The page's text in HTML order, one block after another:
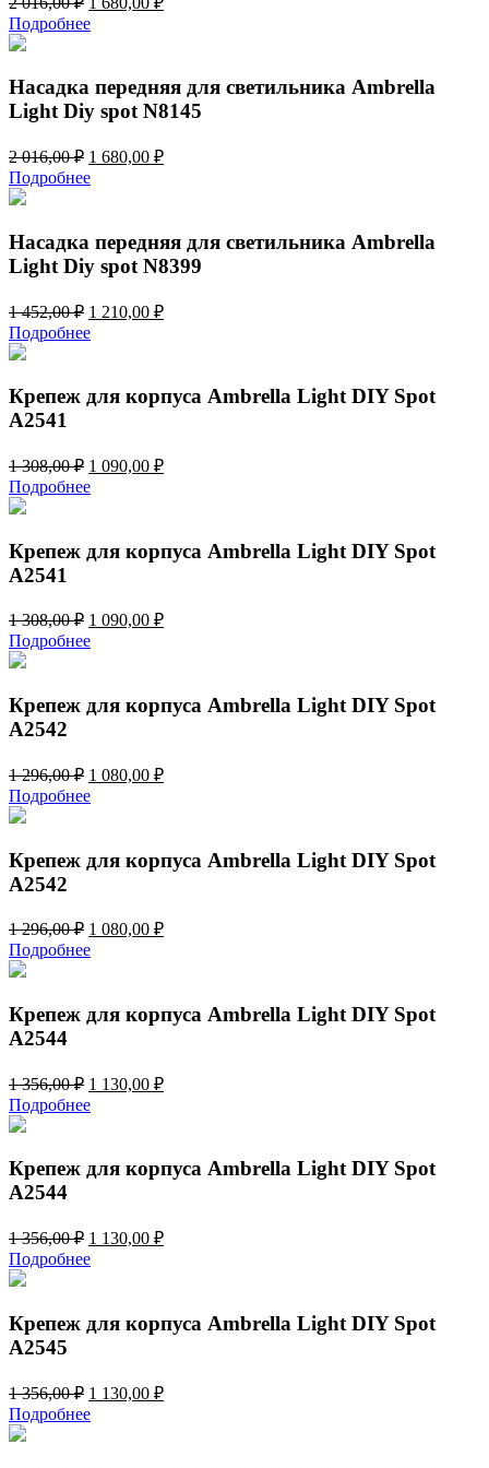
цена
составляла
016,00 ₽.
Подробнее
Насадка передняя для светильника Ambrella
Light Diy spot N8145
2 016,00₽ Первоначальная
цена
составляла
1 680,00 ₽Текущая
Подробнее
Насадка передняя для светильника Ambrella
Light Diy spot N8399
1 452,00₽ Первоначальная
цена
составляла
452,00 ₽.
1 210,00 ₽Текущая
Подробнее
Крепеж для корпуса Ambrella Light DIY Spot
A2541
1 308,00₽ Первоначальная
цена
составляла
1 090,00 ₽Текущая
Подробнее
Крепеж для корпуса Ambrella Light DIY Spot
A2541
1 308,00₽ Первоначальная
цена
составляла
308,00 ₽.
1 090,00 ₽Текущая
Подробнее
Крепеж для корпуса Ambrella Light DIY Spot
A2542
1 296,00₽ Первоначальная
цена
составляла
1 080,00 ₽Текущая
Подробнее
Крепеж для корпуса Ambrella Light DIY Spot
A2542
1 296,00₽ Первоначальная
цена
составляла
1 080,00 ₽Текущая
Подробнее
Крепеж для корпуса Ambrella Light DIY Spot
A2544
1 356,00₽ Первоначальная
цена
составляла
356,00 ₽.
1 130,00 ₽Текущая
Подробнее
Крепеж для корпуса Ambrella Light DIY Spot
A2544
1 356,00₽ Первоначальная
цена
составляла
1 130,00 ₽Текущая
Подробнее
Крепеж для корпуса Ambrella Light DIY Spot
A2545
1 356,00₽ Первоначальная
цена
составляла
1 130,00 ₽Текущая
Подробнее